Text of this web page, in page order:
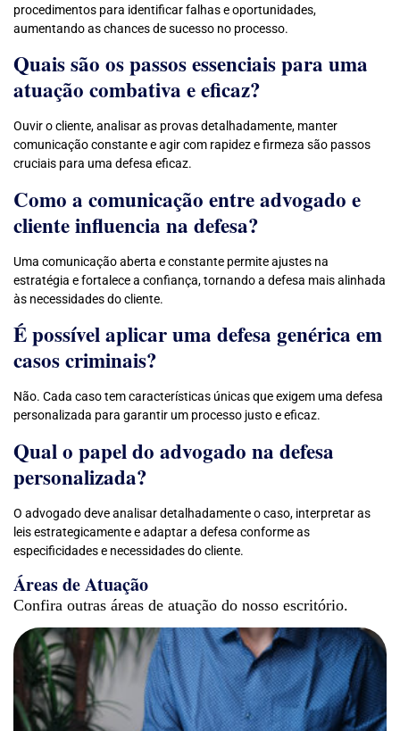
procedimentos para identificar falhas e oportunidades,
aumentando as chances de sucesso no processo.
Quais são os passos essenciais para uma
atuação combativa e eficaz?
Ouvir o cliente, analisar as provas detalhadamente, manter
comunicação constante e agir com rapidez e firmeza são passos
cruciais para uma defesa eficaz.
Como a comunicação entre advogado e
cliente influencia na defesa?
Uma comunicação aberta e constante permite ajustes na
estratégia e fortalece a confiança, tornando a defesa mais alinhada
às necessidades do cliente.
É possível aplicar uma defesa genérica em
casos criminais?
Não. Cada caso tem características únicas que exigem uma defesa
personalizada para garantir um processo justo e eficaz.
Qual o papel do advogado na defesa
personalizada?
O advogado deve analisar detalhadamente o caso, interpretar as
leis estrategicamente e adaptar a defesa conforme as
especificidades e necessidades do cliente.
Áreas de Atuação
Confira outras áreas de atuação do nosso escritório.